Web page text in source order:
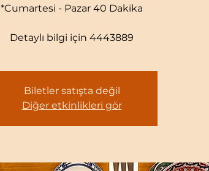
*Cumartesi - Pazar 40 Dakika
Detaylı bilgi için 4443889
Biletler satışta değil
Diğer etkinlikleri gör